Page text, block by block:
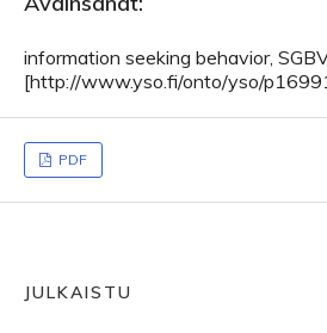
information seeking behavior,
[http://www.yso.fi/onto/yso/
PDF
JULKAISTU